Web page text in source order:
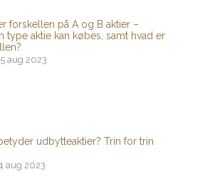
forskellen på A og B aktier –
type aktie kan købes, samt hvad er
aug 2023
udbytteaktier? Trin for trin
aug 2023